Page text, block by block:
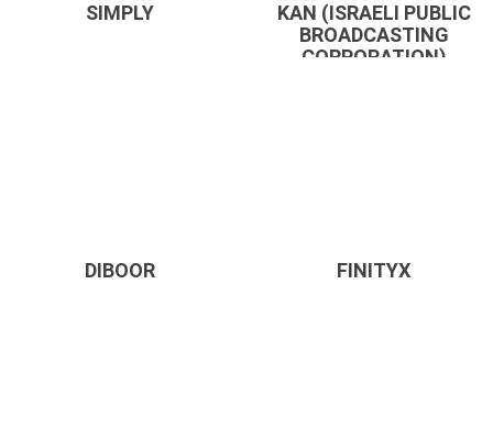
SIMPLY
KAN (ISRAELI PUBLIC
BROADCASTING
CORPORATION)
DIBOOR FINITYX